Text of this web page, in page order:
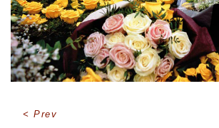
Prev